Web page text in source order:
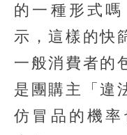
的一種形式
示，這樣的快
一般消費者的
是團購主「違
仿冒品的機